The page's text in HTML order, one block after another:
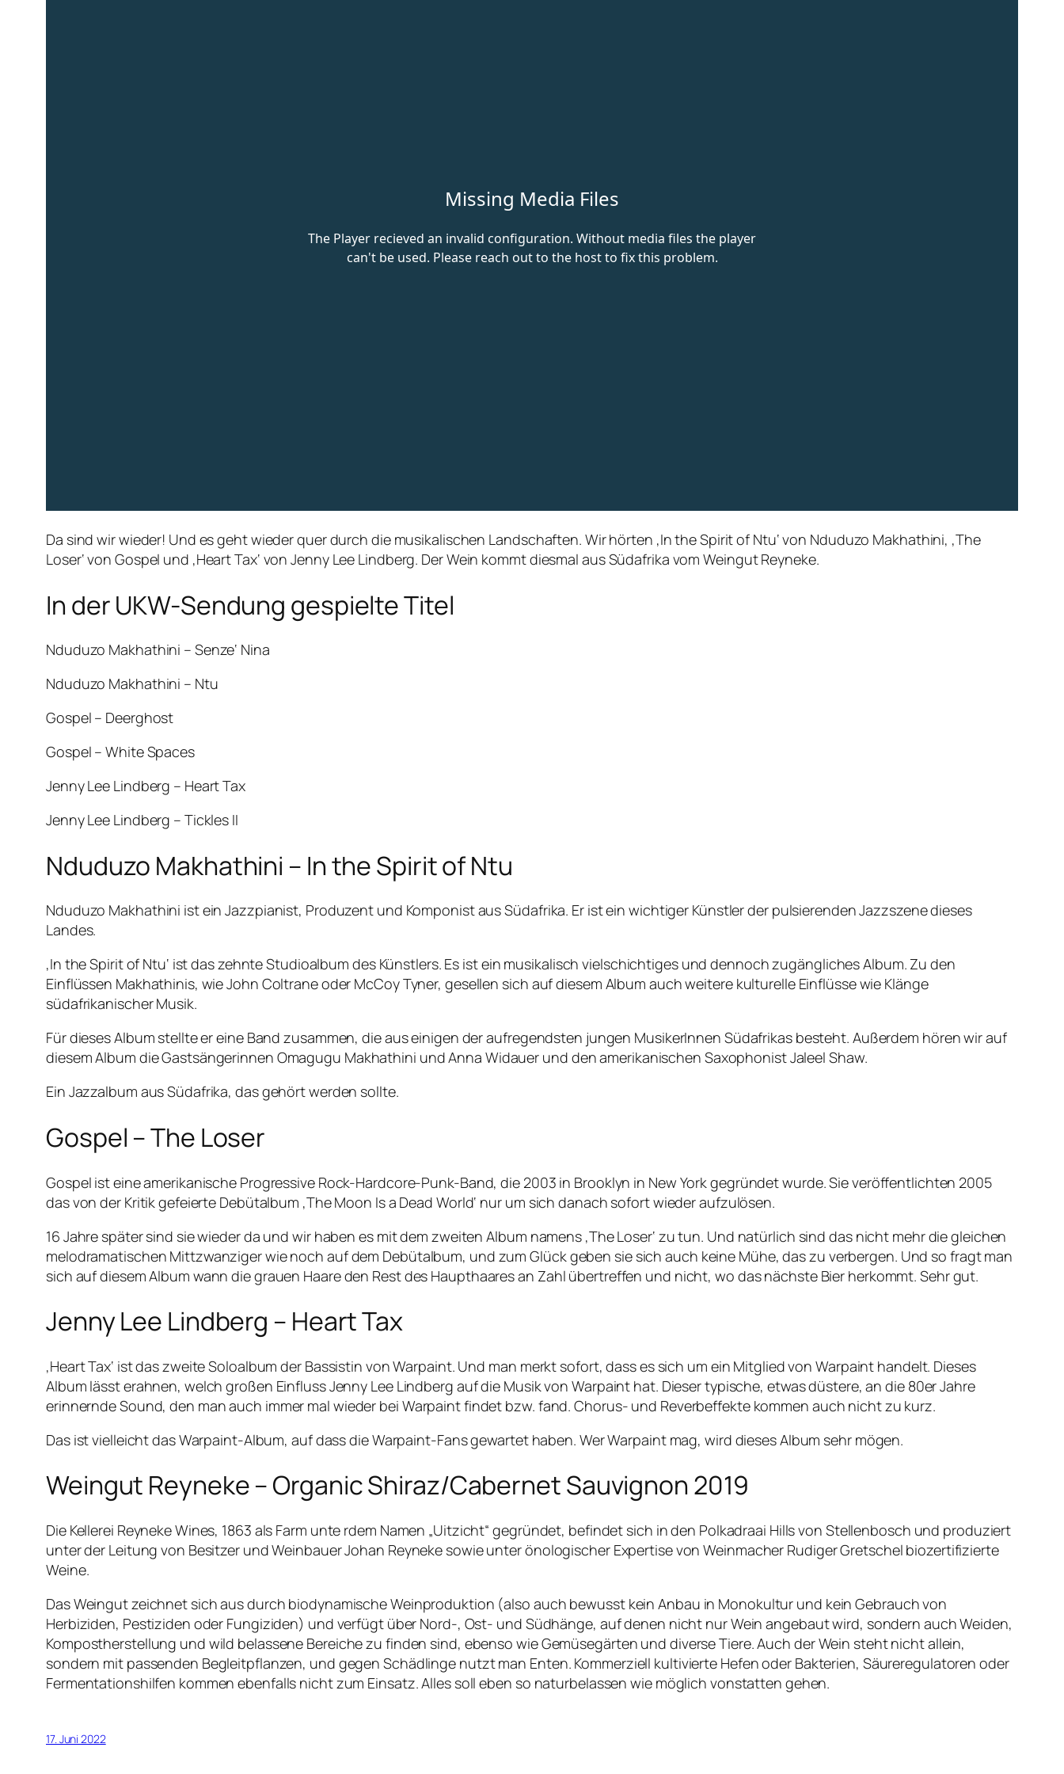
Da sind wir wieder! Und es geht wieder quer durch die musikalischen Landschaften. Wir hörten ‚In the Spirit of Ntu‘ von Nduduzo Makhathini, ‚The
Loser‘ von Gospel und ‚Heart Tax‘ von Jenny Lee Lindberg. Der Wein kommt diesmal aus Südafrika vom Weingut Reyneke.
In der UKW-Sendung gespielte Titel
Nduduzo Makhathini – Senze‘ Nina
Nduduzo Makhathini – Ntu
Gospel – Deerghost
Gospel – White Spaces
Jenny Lee Lindberg – Heart Tax
Jenny Lee Lindberg – Tickles II
Nduduzo Makhathini – In the Spirit of Ntu
Nduduzo Makhathini ist ein Jazzpianist, Produzent und Komponist aus Südafrika. Er ist ein wichtiger Künstler der pulsierenden Jazzszene dieses
Landes.
‚In the Spirit of Ntu‘ ist das zehnte Studioalbum des Künstlers. Es ist ein musikalisch vielschichtiges und dennoch zugängliches Album. Zu den
Einflüssen Makhathinis, wie John Coltrane oder McCoy Tyner, gesellen sich auf diesem Album auch weitere kulturelle Einflüsse wie Klänge
südafrikanischer Musik.
Für dieses Album stellte er eine Band zusammen, die aus einigen der aufregendsten jungen MusikerInnen Südafrikas besteht. Außerdem hören wir auf
diesem Album die Gastsängerinnen Omagugu Makhathini und Anna Widauer und den amerikanischen Saxophonist Jaleel Shaw.
Ein Jazzalbum aus Südafrika, das gehört werden sollte.
Gospel – The Loser
Gospel ist eine amerikanische Progressive Rock-Hardcore-Punk-Band, die 2003 in Brooklyn in New York gegründet wurde. Sie veröffentlichten 2005
das von der Kritik gefeierte Debütalbum ‚The Moon Is a Dead World‘ nur um sich danach sofort wieder aufzulösen.
16 Jahre später sind sie wieder da und wir haben es mit dem zweiten Album namens ‚The Loser‘ zu tun. Und natürlich sind das nicht mehr die gleichen
melodramatischen Mittzwanziger wie noch auf dem Debütalbum, und zum Glück geben sie sich auch keine Mühe, das zu verbergen. Und so fragt man
sich auf diesem Album wann die grauen Haare den Rest des Haupthaares an Zahl übertreffen und nicht, wo das nächste Bier herkommt. Sehr gut.
Jenny Lee Lindberg – Heart Tax
‚Heart Tax‘ ist das zweite Soloalbum der Bassistin von Warpaint. Und man merkt sofort, dass es sich um ein Mitglied von Warpaint handelt. Dieses
Album lässt erahnen, welch großen Einfluss Jenny Lee Lindberg auf die Musik von Warpaint hat. Dieser typische, etwas düstere, an die 80er Jahre
erinnernde Sound, den man auch immer mal wieder bei Warpaint findet bzw. fand. Chorus- und Reverbeffekte kommen auch nicht zu kurz.
Das ist vielleicht das Warpaint-Album, auf dass die Warpaint-Fans gewartet haben. Wer Warpaint mag, wird dieses Album sehr mögen.
Weingut Reyneke – Organic Shiraz/Cabernet Sauvignon 2019
Die Kellerei Reyneke Wines, 1863 als Farm unte rdem Namen „Uitzicht“ gegründet, befindet sich in den Polkadraai Hills von Stellenbosch und produziert
unter der Leitung von Besitzer und Weinbauer Johan Reyneke sowie unter önologischer Expertise von Weinmacher Rudiger Gretschel biozertifizierte
Weine.
Das Weingut zeichnet sich aus durch biodynamische Weinproduktion (also auch bewusst kein Anbau in Monokultur und kein Gebrauch von
Herbiziden, Pestiziden oder Fungiziden) und verfügt über Nord-, Ost- und Südhänge, auf denen nicht nur Wein angebaut wird, sondern auch Weiden,
Kompostherstellung und wild belassene Bereiche zu finden sind, ebenso wie Gemüsegärten und diverse Tiere. Auch der Wein steht nicht allein,
sondern mit passenden Begleitpflanzen, und gegen Schädlinge nutzt man Enten. Kommerziell kultivierte Hefen oder Bakterien, Säureregulatoren oder
Fermentationshilfen kommen ebenfalls nicht zum Einsatz. Alles soll eben so naturbelassen wie möglich vonstatten gehen.
17. Juni 2022